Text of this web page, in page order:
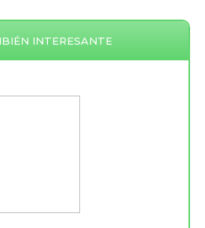
INTERESANTE